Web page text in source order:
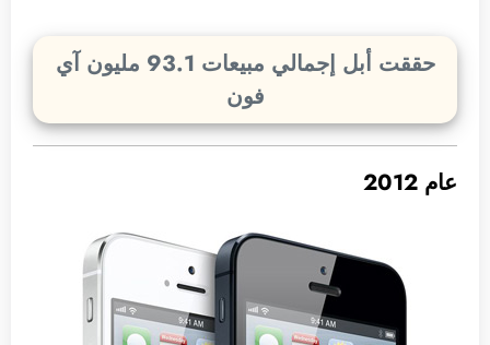
حققت أبل إجمالي مبيعات 93.1 مليون آي
فون
عام 2012